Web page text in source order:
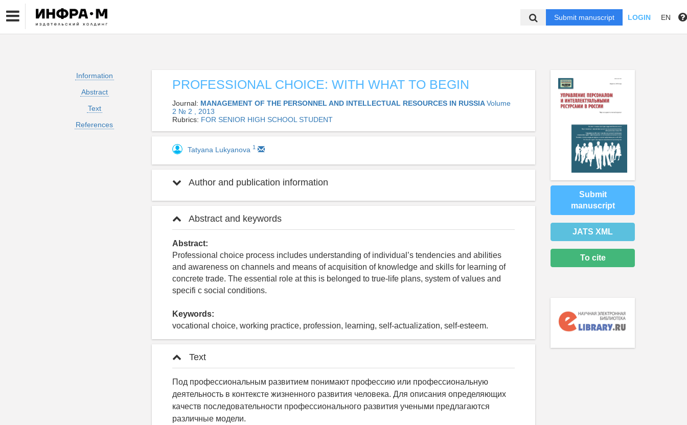
Submit manuscript LOGIN EN
Information
Abstract
Text
References
PROFESSIONAL CHOICE: WITH WHAT TO BEGIN
Journal: MANAGEMENT OF THE PERSONNEL AND INTELLECTUAL RESOURCES IN RUSSIAVolume
2 № 2 , 2013
Rubrics: FOR SENIOR HIGH SCHOOL STUDENT
Tatyana Lukyanova 1
Author and publication information
Abstract and keywords
Abstract:
Professional choice process includes understanding of individual’s tendencies and abilities
and awareness on channels and means of acquisition of knowledge and skills for learning of
concrete trade. The essential role at this is belonged to true-life plans, system of values and
specifi c social conditions.
Keywords:
vocational choice, working practice, profession, learning, self-actualization, self-esteem.
Text
Под профессиональным развитием понимают профессию или профессиональную
деятельность в контексте жизненного развития человека. Для описания определяющих
качеств последовательности профессионального развития учеными предлагаются
различные модели.
Submit
manuscript
JATS XML
To cite